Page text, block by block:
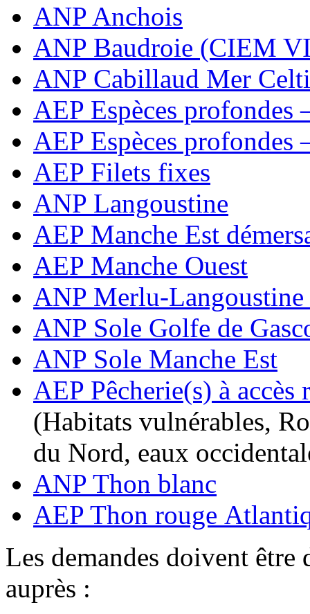
ANP Anchois
ANP Baudroie (CIEM
ANP Cabillaud Mer
AEP Espèces profondes
AEP Espèces profondes
AEP Filets fixes
ANP Langoustine
AEP Manche Est
AEP Manche Ouest
ANP Merlu-
ANP Sole Golfe de
ANP Sole Manche Est
AEP Pêcherie(s) à
(Habitats vulnérables,
du Nord, eaux
ANP Thon blanc
AEP Thon rouge
Les demandes doivent être
auprès :